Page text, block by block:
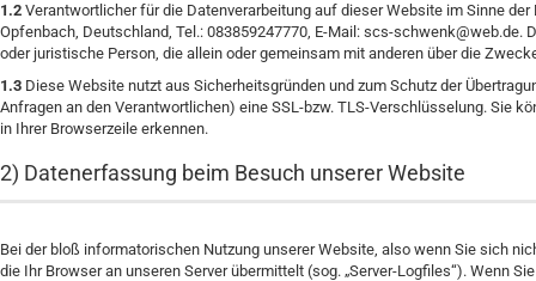
1.2 Verantwortlicher für die Datenverarbeitung auf dieser Website im Sinne
Opfenbach, Deutschland, Tel.: 083859247770, E-Mail: scs-
oder juristische Person, die allein oder gemeinsam mit anderen über die
1.3 Diese Website nutzt aus Sicherheitsgründen und zum Schutz der
Anfragen an den Verantwortlichen) eine SSL-bzw. TLS-Verschlüsselung. Sie
in Ihrer Browserzeile erkennen.
2) Datenerfassung beim Besuch unserer Website
Bei der bloß informatorischen Nutzung unserer Website, also wenn Sie sich
die Ihr Browser an unseren Server übermittelt (sog. „Server-Logfiles“). Wenn